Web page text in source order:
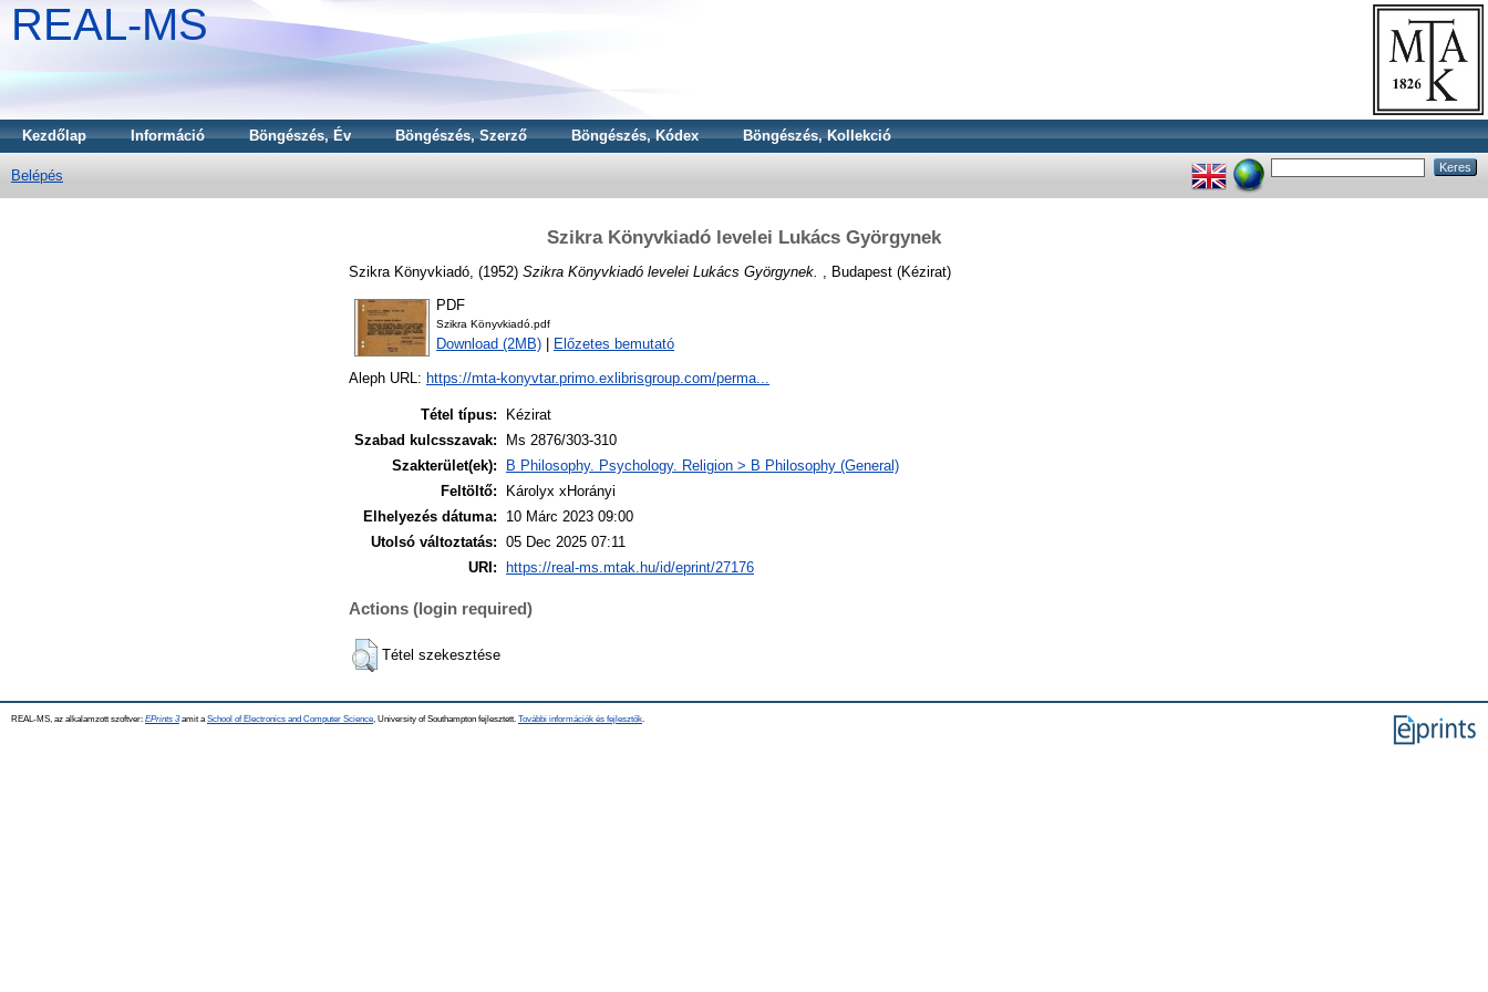
REAL-MS
Kezdőlap Információ Böngészés, Év Böngészés, Szerző Böngészés, Kódex Böngészés, Kollekció
Belépés
Szikra Könyvkiadó levelei Lukács Györgynek
Szikra Könyvkiadó, (1952) Szikra Könyvkiadó levelei Lukács Györgynek. , Budapest (Kézirat)
PDF
Szikra Könyvkiadó.pdf
Download (2MB) Előzetes bemutató
Aleph URL: https://mta-konyvtar.primo.exlibrisgroup.com/perma...
Tétel típus:
Kézirat
Szabad kulcsszavak:
Ms 2876/303-310
Szakterület(ek):
B Philosophy. Psychology. Religion > B Philosophy (General)
Feltöltő:
Károlyx xHorányi
Elhelyezés dátuma:
10 Márc 2023 09:00
Utolsó változtatás: 05 Dec 2025 07:11
URI:
https://real-ms.mtak.hu/id/eprint/27176
Actions (login required)
Tétel szekesztése
REAL-MS, az alkalamzott szoftver: EPrints 3amit a School of Electronics and Computer Science , University of Southampton fejlesztett. További információk és fejlesztők